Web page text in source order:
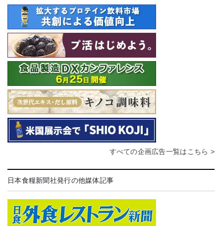
すべての企画広告一覧はこちら >
日本食糧新聞社発行の他媒体記事